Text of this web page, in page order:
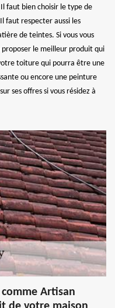
faut bien choisir le type de
faut respecter aussi les
de teintes. Si vous vous
le meilleur produit qui
toiture qui pourra être une
ou encore une peinture
ses offres si vous résidez à
Artisan